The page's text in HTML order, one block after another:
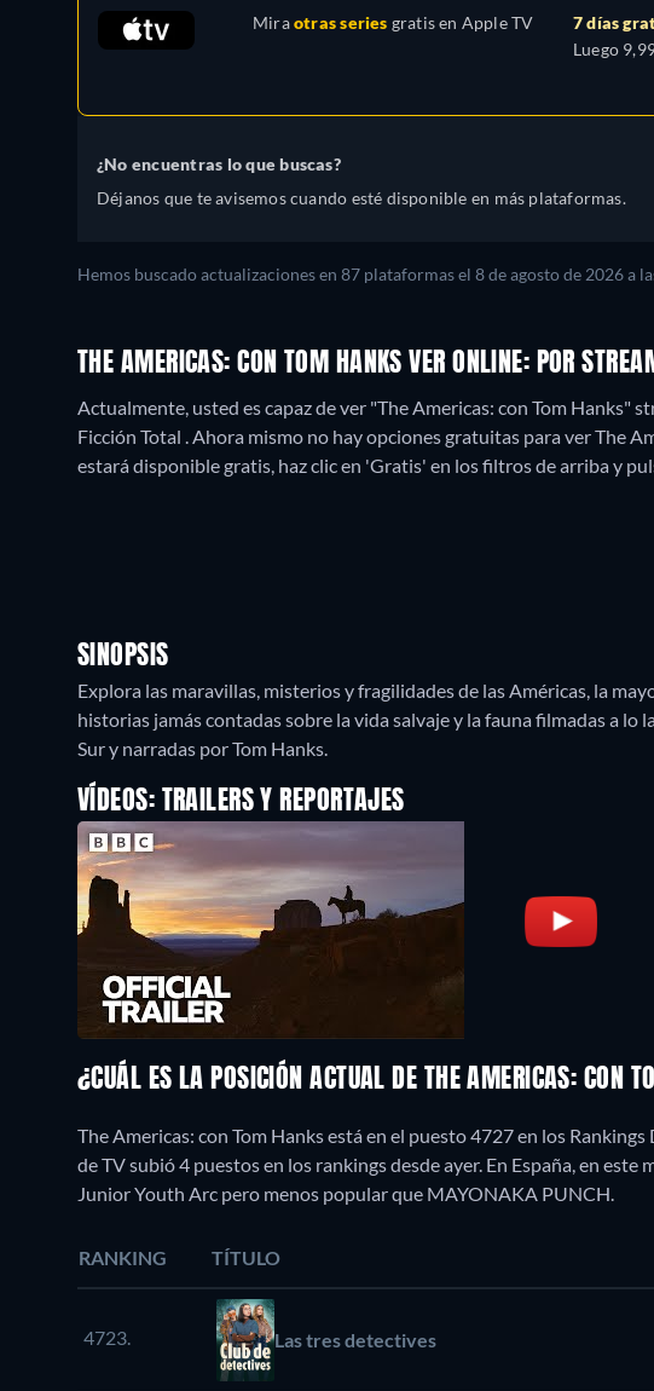
Miraotras series gratis en Apple TV
7 días
Luego
¿No encuentras lo que buscas?
Déjanos que te avisemos cuando esté disponible en más plataformas.
Hemos buscado actualizaciones en 87 plataformas el 8 de agosto de 2026a
THE AMERICAS: CON TOM HANKS VER ONLINE: POR
Actualmente, usted es capaz de ver "The Americas: con Tom Hanks"
Ficción Total . Ahora mismo no hay opciones gratuitas para ver The
estará disponible gratis, haz clic en 'Gratis' en los filtros de arriba y
SINOPSIS
Explora las maravillas, misterios y fragilidades de las Américas, la
historias jamás contadas sobre la vida salvaje y la fauna filmadas a lo
Sur y narradas por Tom Hanks.
VÍDEOS: TRAILERS Y REPORTAJES
¿CUÁL ES LA POSICIÓN ACTUAL DE THE AMERICAS: CON
The Americas: con Tom Hanks está en el puesto 4727 en los
de TV subió 4 puestos en los rankings desde ayer. En España, en
Junior Youth Arc pero menos popular que MAYONAKA PUNCH.
RANKING TÍTULO
4723. Las tres detectives